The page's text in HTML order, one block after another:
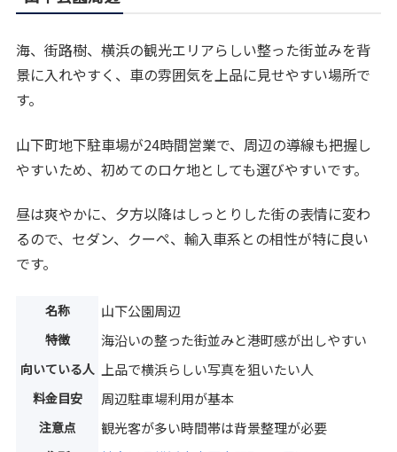
海、街路樹、横浜の観光エリアらしい整った街並みを背
景に入れやすく、車の雰囲気を上品に見せやすい場所で
す。
山下町地下駐車場が24時間営業で、周辺の導線も把握し
やすいため、初めてのロケ地としても選びやすいです。
昼は爽やかに、夕方以降はしっとりした街の表情に変わ
るので、セダン、クーペ、輸入車系との相性が特に良い
です。
名称 山下公園周辺
特徴 海沿いの整った街並みと港町感が出しやすい
向いている人 上品で横浜らしい写真を狙いたい人
料金目安 周辺駐車場利用が基本
注意点 観光客が多い時間帯は背景整理が必要